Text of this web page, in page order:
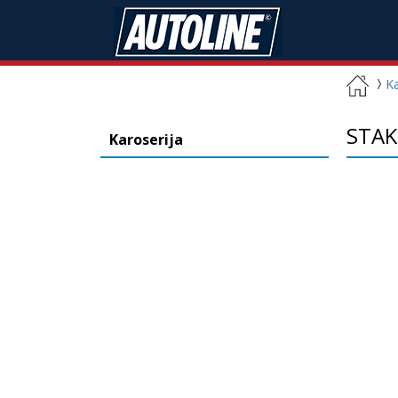
Karoserija